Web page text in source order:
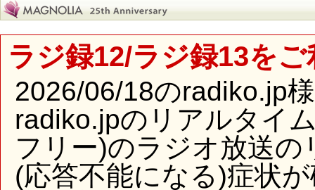
ラジ録12/ラジ録13を
2026/06/18のradiko.jp
radiko.jpのリアルタイ
フリー)のラジオ放送
(応答不能になる)症状